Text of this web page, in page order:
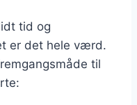
tid og
er det hele værd.
til